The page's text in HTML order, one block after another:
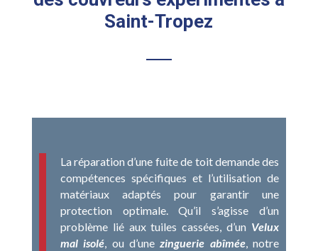
Saint-Tropez
La réparation d’une fuite de toit demande des
compétences spécifiques et l’utilisation de
matériaux adaptés pour garantir une
protection optimale. Qu’il s’agisse d’un
problème lié aux tuiles cassées, d’un Velux
mal isolé , ou d’une zinguerie abîmée, notre